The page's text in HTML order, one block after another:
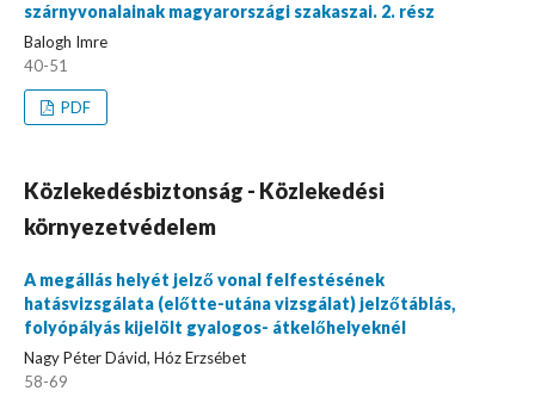
szárnyvonalainak magyarországi szakaszai. 2. rész
Balogh Imre
40-51
PDF
Közlekedésbiztonság - Közlekedési
környezetvédelem
A megállás helyét jelző vonal felfestésének
hatásvizsgálata (előtte-utána vizsgálat) jelzőtáblás,
folyópályás kijelölt gyalogos- átkelőhelyeknél
Nagy Péter Dávid, Hóz Erzsébet
58-69